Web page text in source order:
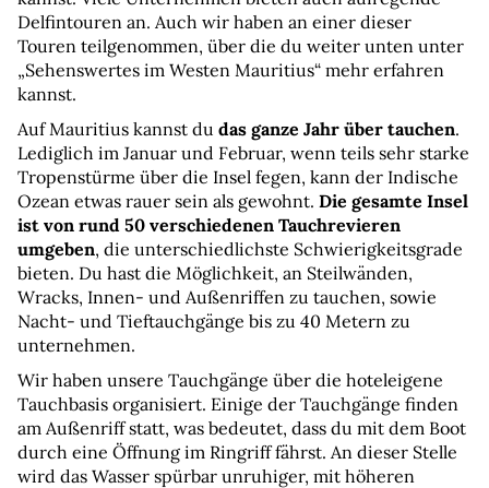
Delfintouren an. Auch wir haben an einer dieser
Touren teilgenommen, über die du weiter unten unter
„Sehenswertes im Westen Mauritius“ mehr erfahren
kannst.
Auf Mauritius kannst du das ganze Jahr über tauchen.
Lediglich im Januar und Februar, wenn teils sehr starke
Tropenstürme über die Insel fegen, kann der Indische
Ozean etwas rauer sein als gewohnt. Die gesamte Insel
ist von rund 50 verschiedenen Tauchrevieren
umgeben, die unterschiedlichste Schwierigkeitsgrade
bieten. Du hast die Möglichkeit, an Steilwänden,
Wracks, Innen- und Außenriffen zu tauchen, sowie
Nacht- und Tieftauchgänge bis zu 40 Metern zu
unternehmen.
Wir haben unsere Tauchgänge über die hoteleigene
Tauchbasis organisiert. Einige der Tauchgänge finden
am Außenriff statt, was bedeutet, dass du mit dem Boot
durch eine Öffnung im Ringriff fährst. An dieser Stelle
wird das Wasser spürbar unruhiger, mit höheren